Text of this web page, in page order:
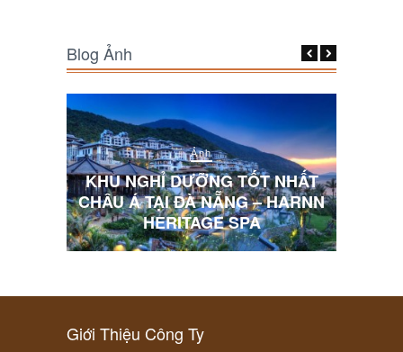
Blog Ảnh
Ảnh
KHU NGHỈ DƯỠNG TỐT NHẤT
CHÂU Á TẠI ĐÀ NẴNG – HARNN
HERITAGE SPA
Giới Thiệu Công Ty